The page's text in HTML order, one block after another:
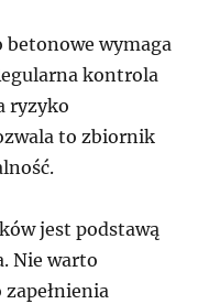
betonowe wymaga
kontrola
ryzyko
to zbiornik
jest podstawą
Nie warto
zapełnienia